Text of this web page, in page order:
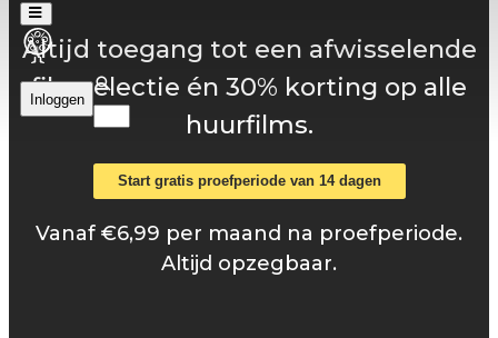
Inloggen
Altijd toegang tot een afwisselende
filmselectie én 30% korting op alle
huurfilms.
Start gratis proefperiode van 14 dagen
Vanaf €6,99 per maand na proefperiode.
Altijd opzegbaar.